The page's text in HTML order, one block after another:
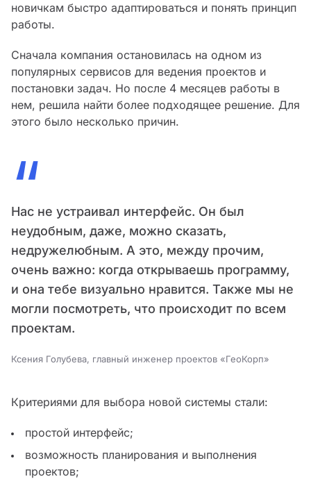
новичкам быстро адаптироваться и понять принцип
работы.
Сначала компания остановилась на одном из
популярных сервисов для ведения проектов и
постановки задач. Но после 4 месяцев работы в
нем, решила найти более подходящее решение. Для
этого было несколько причин.
“
Нас не устраивал интерфейс. Он был
неудобным, даже, можно сказать,
недружелюбным. А это, между прочим,
очень важно: когда открываешь программу,
и она тебе визуально нравится. Также мы не
могли посмотреть, что происходит по всем
проектам.
Ксения Голубева, главный инженер проектов «ГеоКорп»
Критериями для выбора новой системы стали:
простой интерфейс;
возможность планирования и выполнения
проектов;